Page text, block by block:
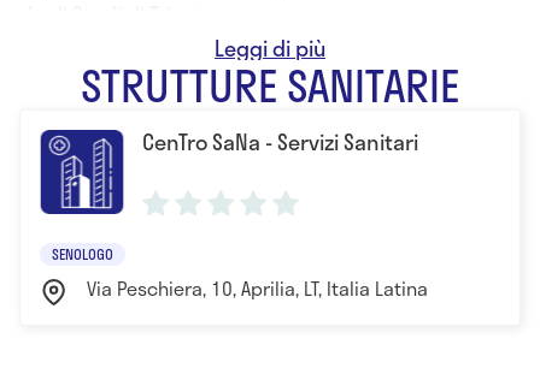
- Specializzazione in Chirurgia vascolare, Università
degli Studi di Roma La Sapienza
- Specializzazione in Chirurgia Oncologica
Università degli Studi di Napoli
STRUTTURE SANITARIE
CenTro SaNa - Servizi Sanitari
SENOLOGO
Via Peschiera, 10, Aprilia, LT, Italia Latina